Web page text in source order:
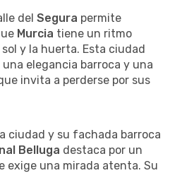
del Segura permite
Murcia tiene un ritmo
y la huerta. Esta ciudad
elegancia barroca y una
invita a perderse por sus
ciudad y su fachada barroca
Belluga destaca por un
exige una mirada atenta. Su